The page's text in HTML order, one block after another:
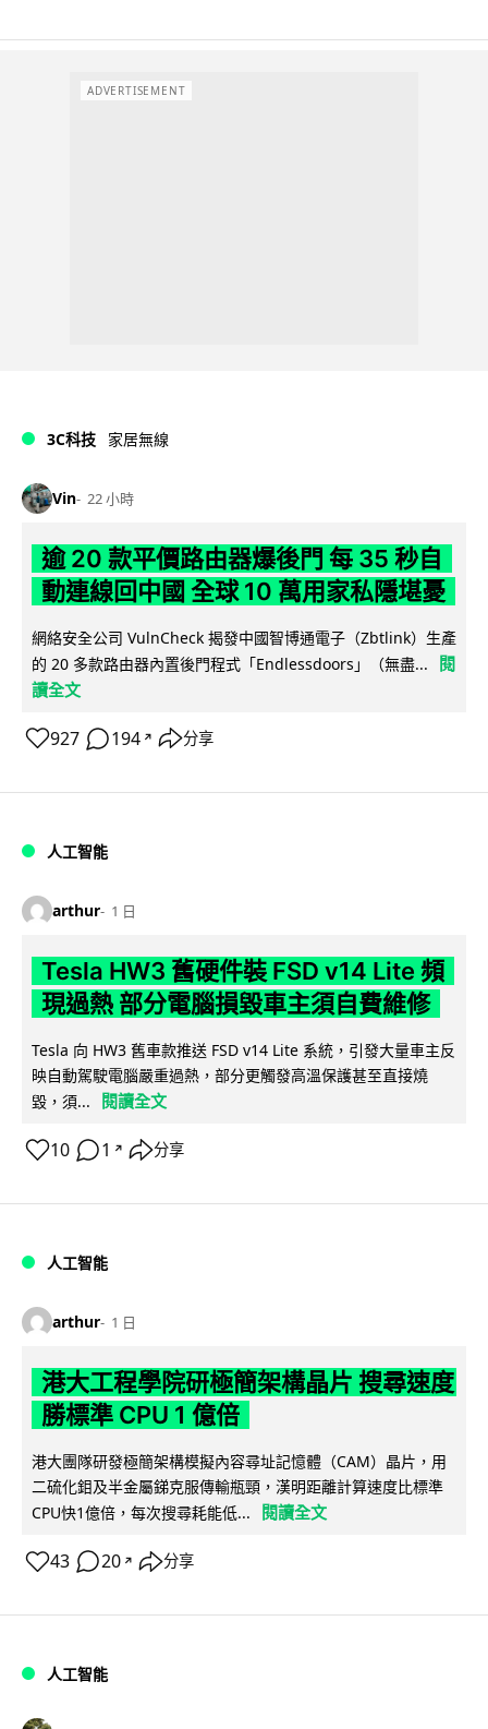
ADVERTISEMENT
3C科技 家居無線
Vin 22 小時
逾 20 款平價路由器爆後門 每 35 秒自
動連線回中國 全球 10 萬用家私隱堪憂
網絡安全公司 VulnCheck 揭發中國智博通電子（Zbtlink）生產
的 20 多款路由器內置後門程式「Endlessdoors」（無盡...
閱
讀全文
927 194 ↗ 分享
人工智能
arthur 1 日
Tesla HW3 舊硬件裝 FSD v14 Lite 頻
現過熱 部分電腦損毀車主須自費維修
Tesla 向 HW3 舊車款推送 FSD v14 Lite 系統，引發大量車主反
映自動駕駛電腦嚴重過熱，部分更觸發高溫保護甚至直接燒
毀，須...
閱讀全文
10 1 ↗ 分享
人工智能
arthur 1 日
港大工程學院研極簡架構晶片 搜尋速度
勝標準 CPU 1 億倍
港大團隊研發極簡架構模擬內容尋址記憶體（CAM）晶片，用
二硫化鉬及半金屬銻克服傳輸瓶頸，漢明距離計算速度比標準
CPU快1億倍，每次搜尋耗能低...
閱讀全文
43 20 ↗ 分享
人工智能